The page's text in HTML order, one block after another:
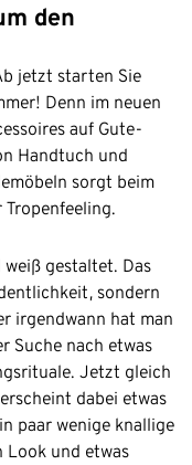
den
jetzt starten Sie
Denn im neuen
auf Gute-
Handtuch und
sorgt beim
weiß gestaltet. Das
sondern
irgendwann hat man
Suche nach etwas
Jetzt gleich
dabei etwas
paar wenige knallige
Look und etwas